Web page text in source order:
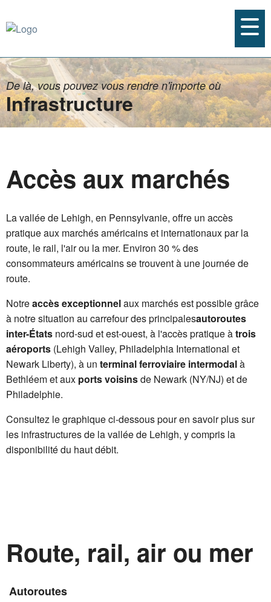
De là, vous pouvez vous rendre n'importe où
Infrastructure
Accès aux marchés
La vallée de Lehigh, en Pennsylvanie, offre un accès
pratique aux marchés américains et internationaux par la
route, le rail, l'air ou la mer. Environ 30 % des
consommateurs américains se trouvent à une journée de
route.
Notreaccès exceptionnelaux marchés est possible grâce
à notre situation au carrefour des principalesautoroutes
inter-États nord-sud et est-ouest, à l'accès pratique àtrois
aéroports (Lehigh Valley, Philadelphia International et
Newark Liberty), à un terminal ferroviaire intermodalà
Bethléem et aux ports voisinsde Newark (NY/NJ) et de
Philadelphie.
Consultez le graphique ci-dessous pour en savoir plus sur
les infrastructures de la vallée de Lehigh, y compris la
disponibilité du haut débit.
Route, rail, air ou mer
Autoroutes